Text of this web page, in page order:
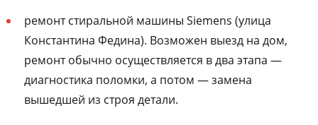
ремонт стиральной машины Siemens (улица
Константина Федина). Возможен выезд на дом,
ремонт обычно осуществляется в два этапа —
диагностика поломки, а потом — замена
вышедшей из строя детали.